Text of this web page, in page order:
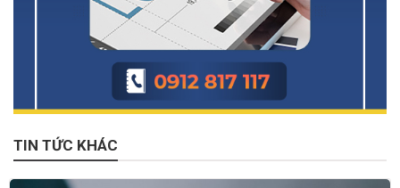
TIN TỨC KHÁC